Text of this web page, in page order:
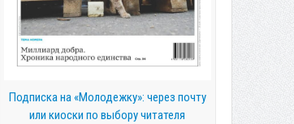
Подписка на «Молодежку»: через почту
или киоски по выбору читателя